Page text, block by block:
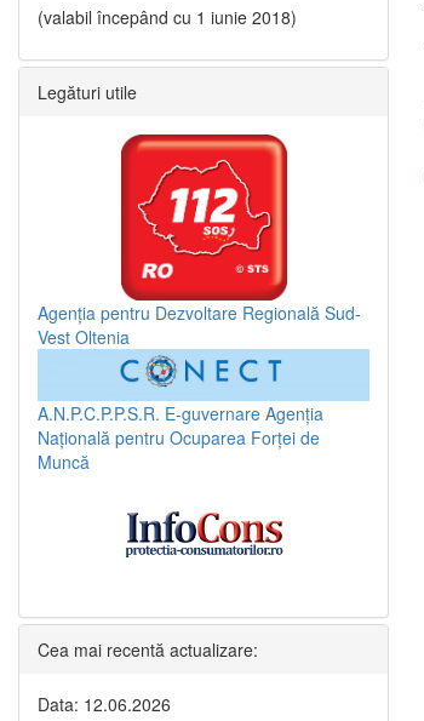
(valabil începând cu 1 iunie 2018)
Legături utile
Agenția pentru Dezvoltare Regională Sud-
Vest Oltenia
A.N.P.C.P.P.S.R. E-guvernare Agenția
Națională pentru Ocuparea Forței de
Muncă
Cea mai recentă actualizare:
Data: 12.06.2026